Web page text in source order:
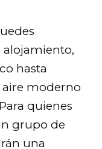
hasta
aire moderno
quienes
grupo de
una